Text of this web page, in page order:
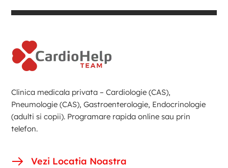
Clinica medicala privata – Cardiologie (CAS),
Pneumologie (CAS), Gastroenterologie, Endocrinologie
(adulti si copii). Programare rapida online sau prin
telefon.
Vezi Locatia Noastra